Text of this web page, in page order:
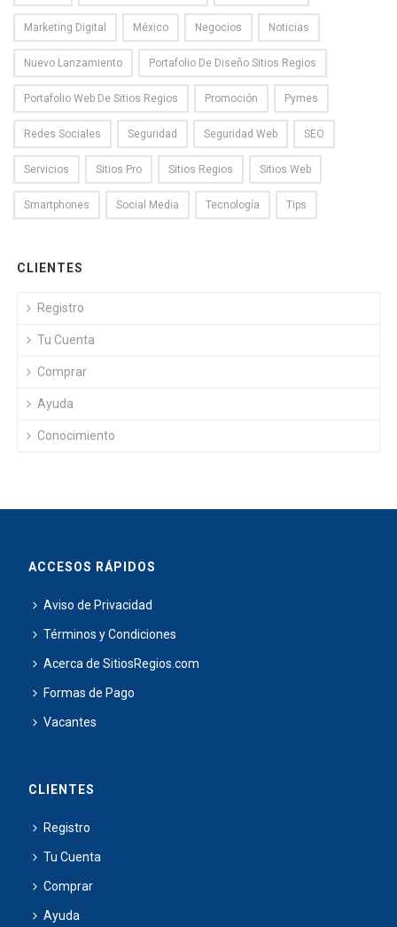
Marketing Digital México Negocios Noticias
Nuevo Lanzamiento Portafolio De Diseño Sitios Regios
Portafolio Web De Sitios Regios Promoción Pymes
Redes Sociales Seguridad Seguridad Web SEO
Servicios Sitios Pro Sitios Regios Sitios Web
Smartphones Social Media Tecnología Tips
CLIENTES
Registro
Tu Cuenta
Comprar
Ayuda
Conocimiento
ACCESOS RÁPIDOS
Aviso de Privacidad
Términos y Condiciones
Acerca de SitiosRegios.com
Formas de Pago
Vacantes
CLIENTES
Registro
Tu Cuenta
Comprar
Ayuda